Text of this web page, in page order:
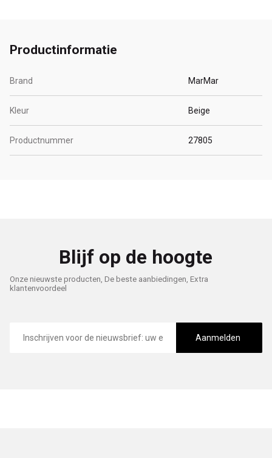
Productinformatie
Brand MarMar
Kleur Beige
Productnummer 27805
Blijf op de hoogte
Onze nieuwste producten, De beste aanbiedingen, Extra
klantenvoordeel
mailadres
Aanmelden